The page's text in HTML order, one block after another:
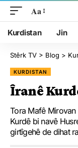
Aa
Kurdistan Jin
Stêrk TV > Blog >
KURDISTAN
Îranê
Tora Mafê
Kurdê bi navê
girtîgehê de dihat